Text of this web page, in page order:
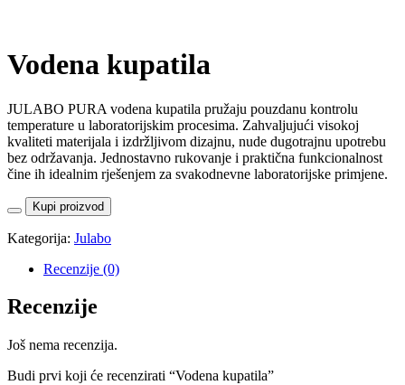
Vodena kupatila
JULABO PURA vodena kupatila pružaju pouzdanu kontrolu
temperature u laboratorijskim procesima. Zahvaljujući visokoj
kvaliteti materijala i izdržljivom dizajnu, nude dugotrajnu upotrebu
bez održavanja. Jednostavno rukovanje i praktična funkcionalnost
čine ih idealnim rješenjem za svakodnevne laboratorijske primjene.
Kupi proizvod
Kategorija: Julabo
Recenzije (0)
Recenzije
Još nema recenzija.
Budi prvi koji će recenzirati “Vodena kupatila”